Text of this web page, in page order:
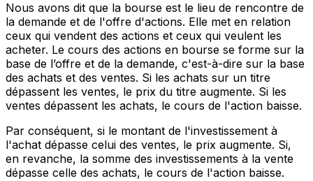
Nous avons dit que la bourse est le lieu de rencontre de
la demande et de l'offre d'actions. Elle met en relation
ceux qui vendent des actions et ceux qui veulent les
acheter. Le cours des actions en bourse se forme sur la
base de l’offre et de la demande, c'est-à-dire sur la base
des achats et des ventes. Si les achats sur un titre
dépassent les ventes, le prix du titre augmente. Si les
ventes dépassent les achats, le cours de l'action baisse.
Par conséquent, si le montant de l'investissement à
l'achat dépasse celui des ventes, le prix augmente. Si,
en revanche, la somme des investissements à la vente
dépasse celle des achats, le cours de l'action baisse.